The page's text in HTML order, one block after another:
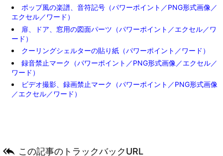
ポップ風の楽譜、音符記号（パワーポイント／PNG形式画像／
エクセル／ワード）
扉、ドア、窓用の図面パーツ（パワーポイント／エクセル／ワ
ード）
クーリングシェルターの貼り紙（パワーポイント／ワード）
録音禁止マーク（パワーポイント／PNG形式画像／エクセル／
ワード）
ビデオ撮影、録画禁止マーク（パワーポイント／PNG形式画像
／エクセル／ワード）
 この記事のトラックバックURL